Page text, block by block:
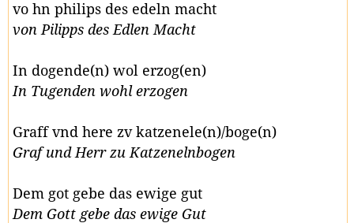
vo hn philips des edeln macht
von Pilipps des Edlen Macht
In dogende(n) wol erzog(en)
In Tugenden wohl erzogen
Graff vnd here zv katzenele(n)/boge(n)
Graf und Herr zu Katzenelnbogen
Dem got gebe das ewige gut
Dem Gott gebe das ewige Gut